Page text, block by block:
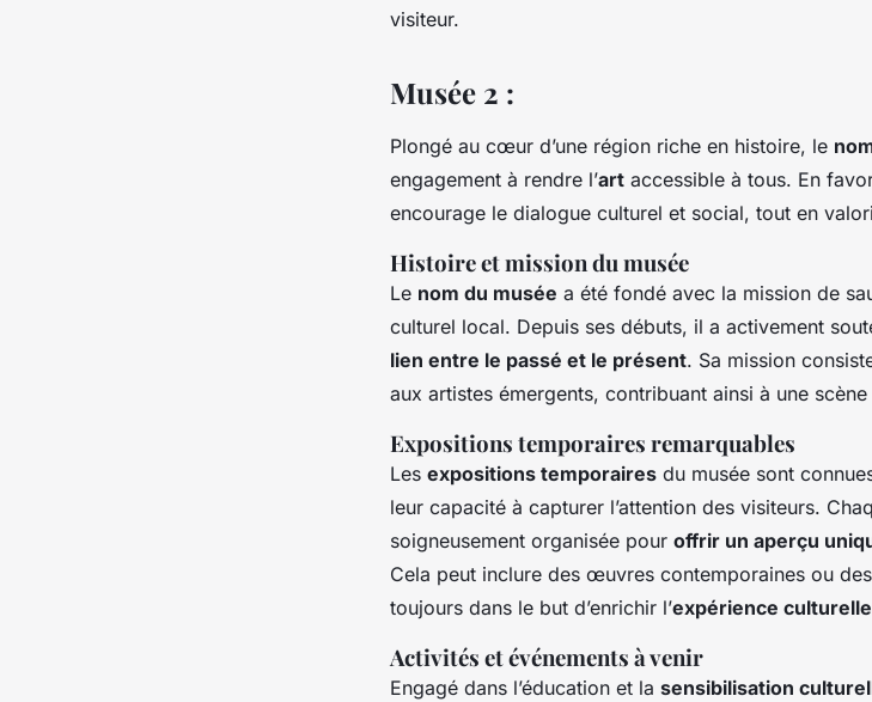
visiteur.
Musée 2 :
Plongé au cœur d’une région riche en histoire, le
engagement à rendre l’art accessible à tous. En
encourage le dialogue culturel et social, tout en
Histoire et mission du musée
Le nom du musée a été fondé avec la mission de
culturel local. Depuis ses débuts, il a activement
lien entre le passé et le présent. Sa mission
aux artistes émergents, contribuant ainsi à une
Expositions temporaires remarquables
Les expositions temporaires du musée sont
leur capacité à capturer l’attention des visiteurs.
soigneusement organisée pour offrir un aperçu
Cela peut inclure des œuvres contemporaines ou
toujours dans le but d’enrichir l’expérience culturelle
Activités et événements à venir
Engagé dans l’éducation et la sensibilisation